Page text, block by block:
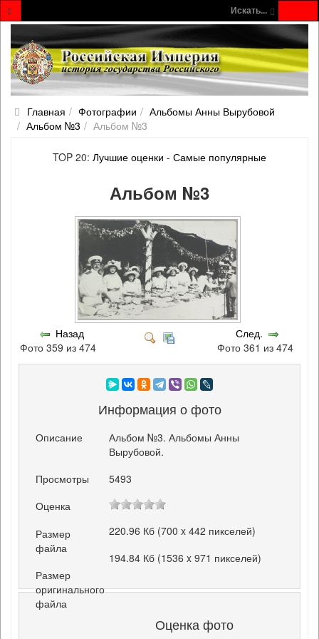
Искать...
Главная Фотографии
Альбомы Анны Вырубовой
Альбом №3
Альбом №3
TOP 20: Лучшие оценки - Самые популярные
Альбом №3
Назад
Фото 359 из 474
След.
Фото 361 из 474
Информация о фото
Описание
Альбом №3. Альбомы Анны
Вырубовой.
Просмотры
5493
Оценка
Размер
файла
220.96 Кб (700 x 442 пикселей)
Размер
оригинального
файла
194.84 Кб (1536 x 971 пикселей)
Оценка фото